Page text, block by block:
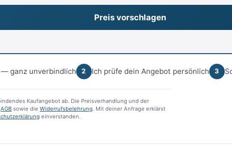
ganz unverbindlich 2 Ich prüfe dein Angebot persönlich 3
Kaufangebot ab. Die Preisverhandlung und der
AGB sowie die Widerrufsbelehrung. Mit deiner Anfrage erklärst
einverstanden.